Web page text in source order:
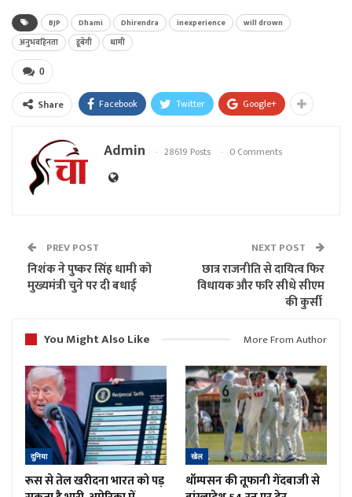
BJP Dhami Dhirendra inexperience
will drown
अनुभवहिनता
डूबेगी धामी
0
Share Facebook Twitter Google+
Admin 28619 Posts 0 Comments
PREV POST
निशंक ने पुष्कर सिंह धामी को
मुख्यमंत्री चुने पर दी बधाई
NEXT POST
छात्र राजनीति से दायित्व फिर
विधायक और फरि सीधे सीएम
की कुर्सी
You Might Also Like
More From Author
दुनिया
रूस से तेल खरीदना भारत को पड़
खेल
थॉम्पसन की तूफानी गेंदबाजी से